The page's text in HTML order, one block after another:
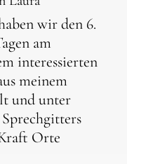
wir den 6.
am
interessierten
meinem
und unter
Orte